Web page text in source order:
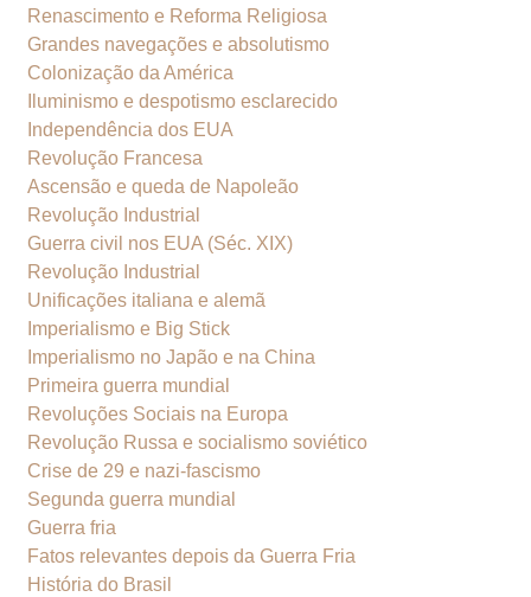
Renascimento e Reforma Religiosa
Grandes navegações e absolutismo
Colonização da América
Iluminismo e despotismo esclarecido
Independência dos EUA
Revolução Francesa
Ascensão e queda de Napoleão
Revolução Industrial
Guerra civil nos EUA (Séc. XIX)
Revolução Industrial
Unificações italiana e alemã
Imperialismo e Big Stick
Imperialismo no Japão e na China
Primeira guerra mundial
Revoluções Sociais na Europa
Revolução Russa e socialismo soviético
Crise de 29 e nazi-fascismo
Segunda guerra mundial
Guerra fria
Fatos relevantes depois da Guerra Fria
História do Brasil